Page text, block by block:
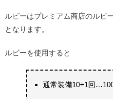
ルビーはプレミアム商店のルビ
となります。
ルビーを使用すると
通常装備10+1回